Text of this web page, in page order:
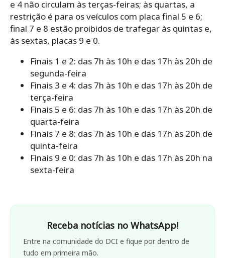
e 4 não circulam às terças-feiras; às quartas, a
restrição é para os veículos com placa final 5 e 6;
final 7 e 8 estão proibidos de trafegar às quintas e,
às sextas, placas 9 e 0.
Finais 1 e 2: das 7h às 10h e das 17h às 20h de
segunda-feira
Finais 3 e 4: das 7h às 10h e das 17h às 20h de
terça-feira
Finais 5 e 6: das 7h às 10h e das 17h às 20h de
quarta-feira
Finais 7 e 8: das 7h às 10h e das 17h às 20h de
quinta-feira
Finais 9 e 0: das 7h às 10h e das 17h às 20h na
sexta-feira
Receba notícias no WhatsApp!
Entre na comunidade do DCI e fique por dentro de
tudo em primeira mão.